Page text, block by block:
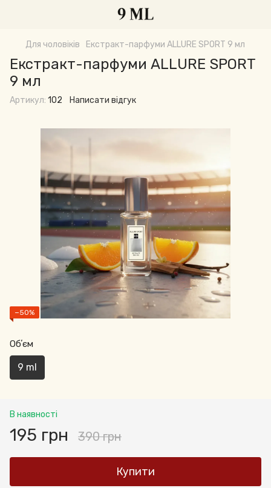
Для чоловіків Екстракт-парфуми ALLURE SPORT 9 мл
Екстракт-парфуми ALLURE SPORT
9 мл
Артикул: 102 Написати відгук
−50%
Обʼєм
9 ml
В наявності
195 грн 390 грн
Купити